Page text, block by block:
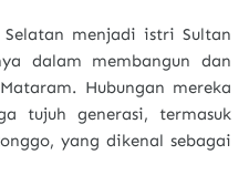
menjadi istri Sultan
dalam membangun dan
Hubungan mereka
tujuh generasi, termasuk
yang dikenal sebagai